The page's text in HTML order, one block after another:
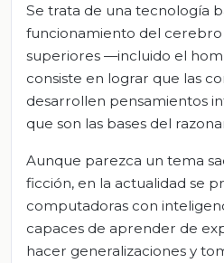
Se trata de una tecnología
funcionamiento del
superiores —incluido el
consiste en lograr que las
desarrollen pensamientos
que son las bases del
Aunque parezca un tema
ficción, en la actualidad se
computadoras con
capaces de aprender de
hacer generalizaciones y